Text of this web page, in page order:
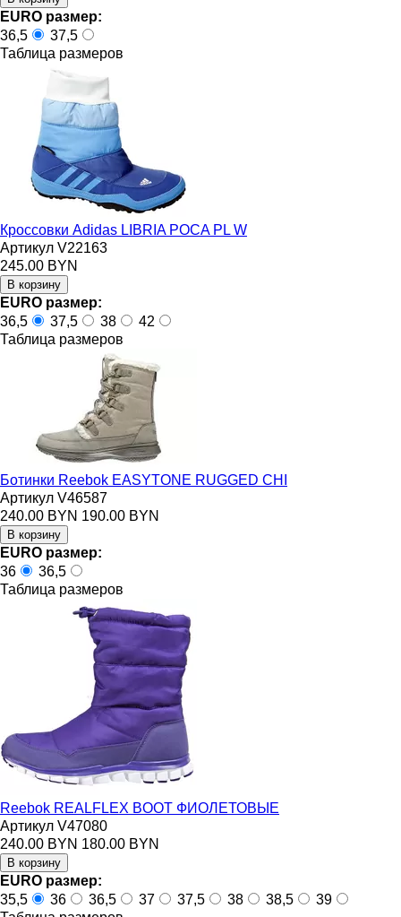
EURO размер:
36,5
37,5
Таблица размеров
Кроссовки Adidas LIBRIA POCA PL W
Артикул V22163
245.00 BYN
EURO размер:
36,5
37,5 38
42
Таблица размеров
Ботинки Reebok EASYTONE RUGGED CHI
Артикул V46587
240.00 BYN 190.00 BYN
EURO размер:
36
36,5
Таблица размеров
Reebok REALFLEX BOOT ФИОЛЕТОВЫЕ
Артикул V47080
240.00 BYN 180.00 BYN
EURO размер:
35,5
36 36,5 37 37,5 38 38,5
39